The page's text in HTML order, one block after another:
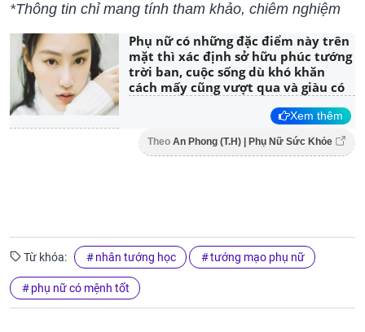
*Thông tin chỉ mang tính tham khảo, chiêm nghiệm
Phụ nữ có những đặc điểm này trên
mặt thì xác định sở hữu phúc tướng
trời ban, cuộc sống dù khó khăn
cách mấy cũng vượt qua và giàu có
Xem thêm
Theo An Phong (T.H) | Phụ Nữ Sức Khỏe
Từ khóa: nhân tướng học tướng mạo phụ nữ
phụ nữ có mệnh tốt